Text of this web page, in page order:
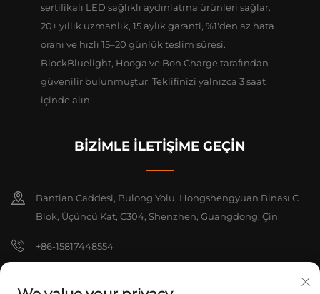
sertifikalı LED sağlıklı aydınlatma ürünleri sağlar.
20+ yıllık uzmanlık, 15 aylık garanti, %1'den az hata
oranı ve hızlı 15–20 günlük teslim süresi.
BlockBluelight, Hooga ve Bon Charge tarafından
güvenilir bulunmuştur. Teklifinizi yalnızca 3 saat
içinde alın.
BİZİMLE İLETİŞİME GEÇİN
Bantian Caddesi, Bulong Yolu, Hongshengyuan Binası C
Blok, Üçüncü Kat, C304, Shenzhen, Guangdong, Çin
+86-15817448554